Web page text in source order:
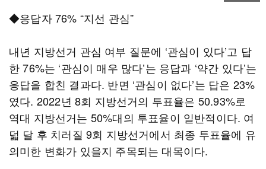
◆응답자 76% “지선 관심”
내년 지방선거 관심 여부 질문에 ‘관심이 있다’고 답
한 76%는 ‘관심이 매우 많다’는 응답과 ‘약간 있다’는
응답을 합친 결과다. 반면 ‘관심이 없다’는 답은 23%
였다. 2022년 8회 지방선거의 투표율은 50.93%로
역대 지방선거는 50%대의 투표율이 일반적이다. 여
덟 달 후 치러질 9회 지방선거에서 최종 투표율에 유
의미한 변화가 있을지 주목되는 대목이다.